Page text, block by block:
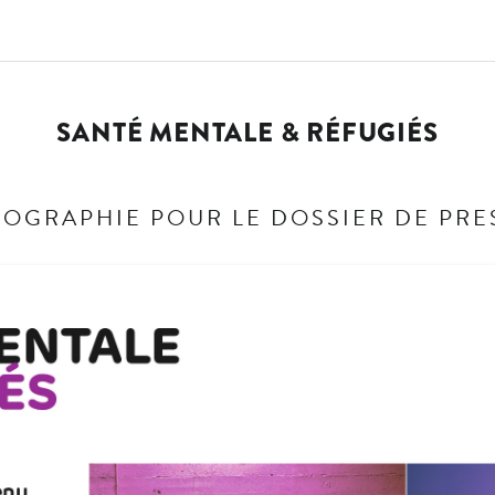
SANTÉ MENTALE & RÉFUGIÉS
POUR LE DOSSIER DE